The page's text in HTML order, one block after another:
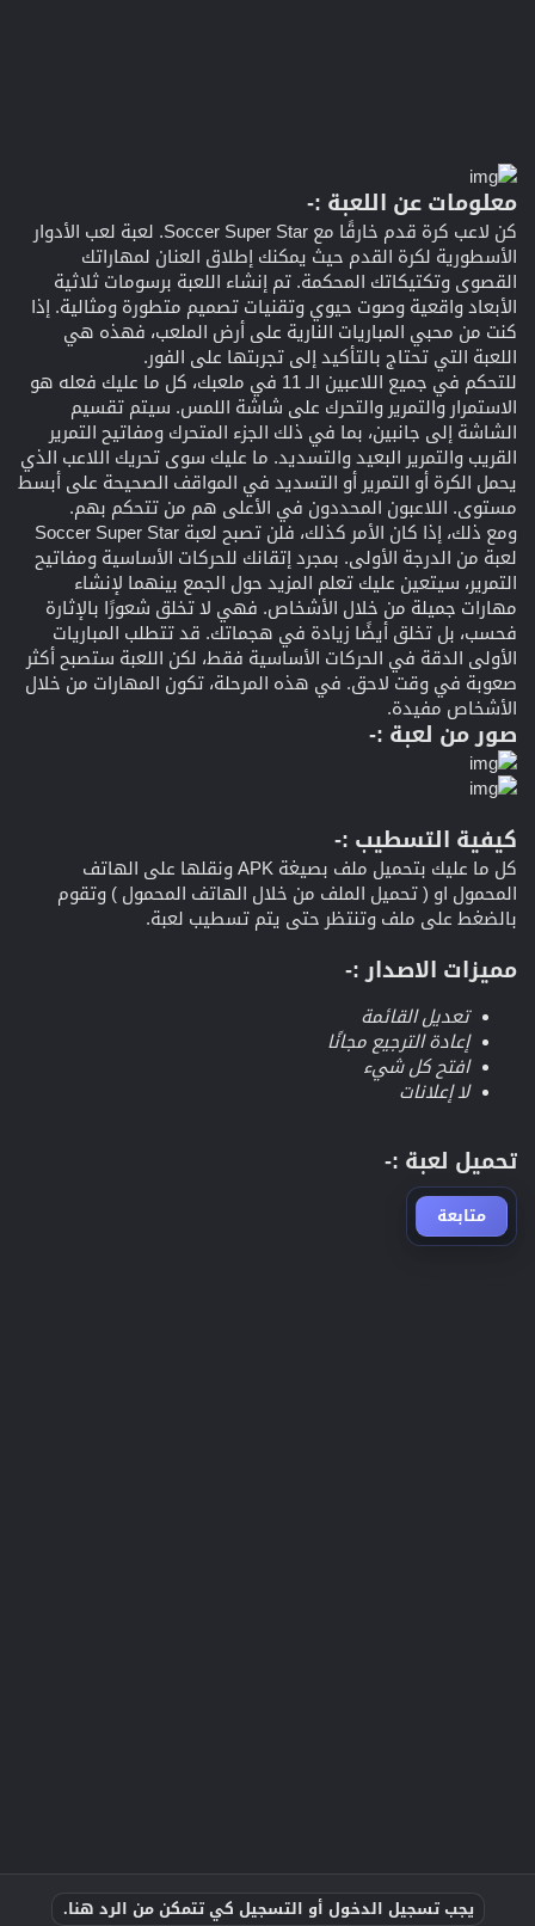
معلومات عن اللعبة :-
كن لاعب كرة قدم خارقًا مع Soccer Super Star. لعبة لعب الأدوار
الأسطورية لكرة القدم حيث يمكنك إطلاق العنان لمهاراتك
القصوى وتكتيكاتك المحكمة. تم إنشاء اللعبة برسومات ثلاثية
الأبعاد واقعية وصوت حيوي وتقنيات تصميم متطورة ومثالية. إذا
كنت من محبي المباريات النارية على أرض الملعب، فهذه هي
اللعبة التي تحتاج بالتأكيد إلى تجربتها على الفور.
للتحكم في جميع اللاعبين الـ 11 في ملعبك، كل ما عليك فعله هو
الاستمرار والتمرير والتحرك على شاشة اللمس. سيتم تقسيم
الشاشة إلى جانبين، بما في ذلك الجزء المتحرك ومفاتيح التمرير
القريب والتمرير البعيد والتسديد. ما عليك سوى تحريك اللاعب الذي
يحمل الكرة أو التمرير أو التسديد في المواقف الصحيحة على أبسط
مستوى. اللاعبون المحددون في الأعلى هم من تتحكم بهم.
ومع ذلك، إذا كان الأمر كذلك، فلن تصبح لعبة Soccer Super Star
لعبة من الدرجة الأولى. بمجرد إتقانك للحركات الأساسية ومفاتيح
التمرير، سيتعين عليك تعلم المزيد حول الجمع بينهما لإنشاء
مهارات جميلة من خلال الأشخاص. فهي لا تخلق شعورًا بالإثارة
فحسب، بل تخلق أيضًا زيادة في هجماتك. قد تتطلب المباريات
الأولى الدقة في الحركات الأساسية فقط، لكن اللعبة ستصبح أكثر
صعوبة في وقت لاحق. في هذه المرحلة، تكون المهارات من خلال
الأشخاص مفيدة.
صور من لعبة :-
كيفية التسطيب :-
كل ما عليك بتحميل ملف بصيغة APK ونقلها على الهاتف
المحمول او ( تحميل الملف من خلال الهاتف المحمول ) وتقوم
بالضغط على ملف وتنتظر حتى يتم تسطيب لعبة.
مميزات الاصدار :-
تعديل القائمة
إعادة الترجيع مجانًا
افتح كل شيء
لا إعلانات
تحميل لعبة :-
متابعة
يجب تسجيل الدخول أو التسجيل كي تتمكن من الرد هنا.